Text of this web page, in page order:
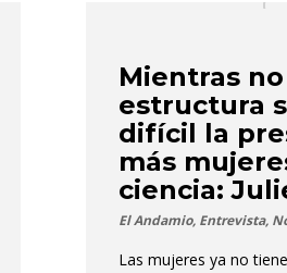
Mientras
estructura
difícil la
más
ciencia:
El Andamio, Entrevista,
Las mujeres ya no